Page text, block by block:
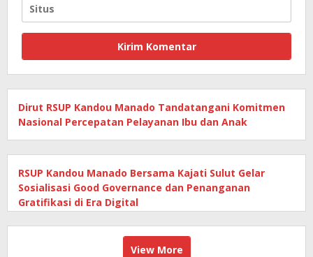
Dirut RSUP Kandou Manado Tandatangani Komitmen
Nasional Percepatan Pelayanan Ibu dan Anak
RSUP Kandou Manado Bersama Kajati Sulut Gelar
Sosialisasi Good Governance dan Penanganan
Gratifikasi di Era Digital
View More